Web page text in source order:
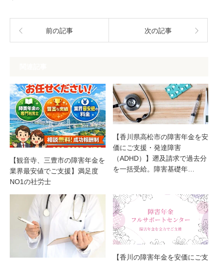
前の記事 次の記事
【観音寺、三豊市の障害年金を
業界最安値でご支援】満足度
NO1の社労士
【香川県高松市の障害年金を安
価にご支援・発達障害
（ADHD）】遡及請求で過去分
を一括受給。障害基礎年…
【香川の障害年金を安価にご支